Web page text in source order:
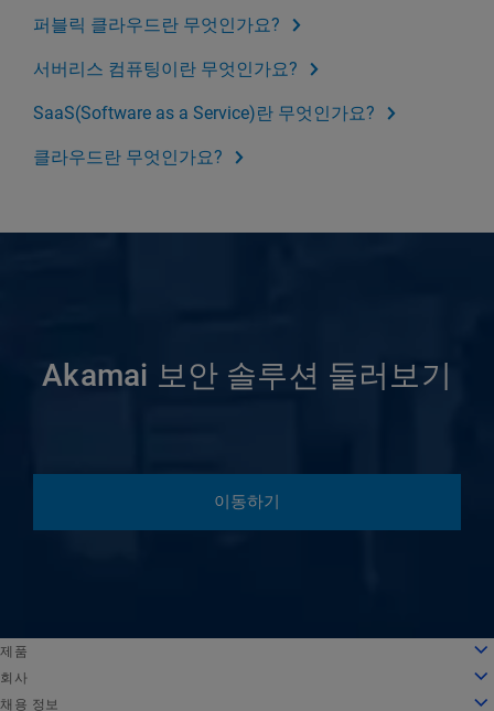
퍼블릭 클라우드란 무엇인가요?
서버리스 컴퓨팅이란 무엇인가요?
SaaS(Software as a Service)란 무엇인가요?
클라우드란 무엇인가요?
Akamai 보안 솔루션 둘러보기
이동하기
제품
클라우드 컴퓨팅
보안
회사
회사 소개
채용 정보
Deutsch
Español